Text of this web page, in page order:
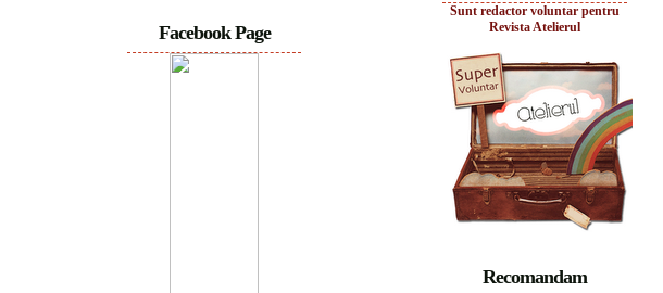
Sunt redactor voluntar pentru
Revista Atelierul
Recomandam
Facebook Page